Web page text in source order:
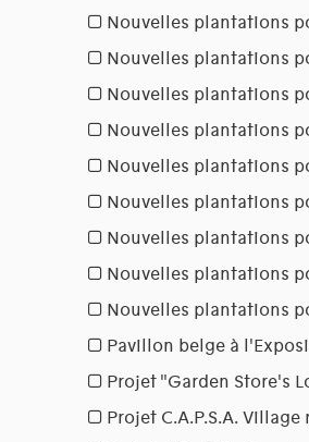
Nouvelles plantations
Nouvelles plantations
Nouvelles plantations
Nouvelles plantations
Nouvelles plantations
Nouvelles plantations
Nouvelles plantations
Nouvelles plantations
Nouvelles plantations
Pavillon belge à
Projet "Garden Store's
Projet C.A.P.S.A. Village